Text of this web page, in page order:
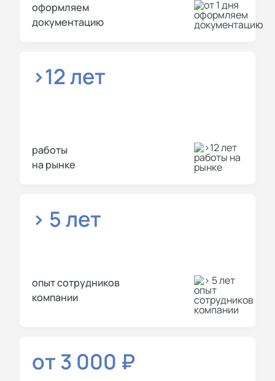
оформляем
документацию
>12 лет
работы
на рынке
> 5 лет
опыт сотрудников
компании
от 3 000 ₽